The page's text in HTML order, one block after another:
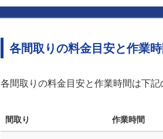
各間取りの料金目安と作業
各間取りの料金目安と作業時間は下記
間取り 作業時間